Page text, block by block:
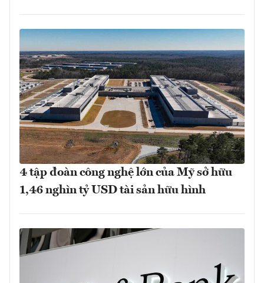
4 tập đoàn công nghệ lớn của Mỹ sở hữu
1,46 nghìn tỷ USD tài sản hữu hình